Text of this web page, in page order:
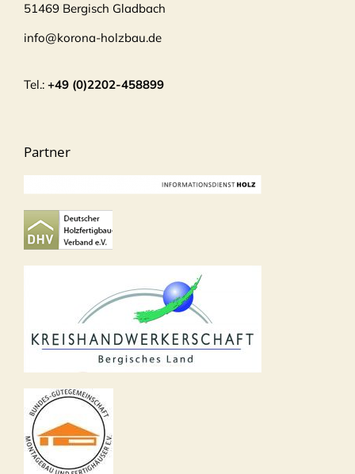
51469 Bergisch Gladbach
info@korona-holzbau.de
Tel.: +49 (0)2202-458899
Partner